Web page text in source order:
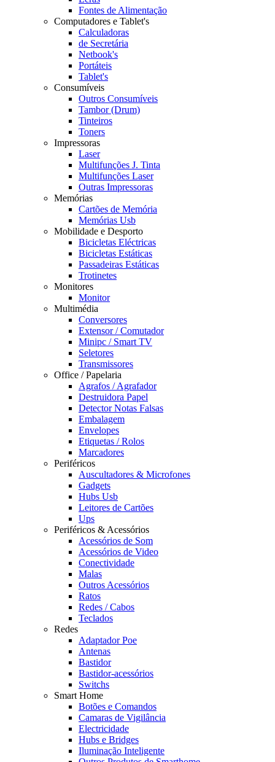
Fontes de Alimentação
Computadores e Tablet's
Calculadoras
de Secretária
Netbook's
Portáteis
Tablet's
Consumíveis
Outros Consumíveis
Tambor (Drum)
Tinteiros
Toners
Impressoras
Laser
Multifunções J. Tinta
Multifunções Laser
Outras Impressoras
Memórias
Cartões de Memória
Memórias Usb
Mobilidade e Desporto
Bicicletas Eléctricas
Bicicletas Estáticas
Passadeiras Estáticas
Trotinetes
Monitores
Monitor
Multimédia
Conversores
Extensor / Comutador
Minipc / Smart TV
Seletores
Transmissores
Office / Papelaria
Agrafos / Agrafador
Destruidora Papel
Detector Notas Falsas
Embalagem
Envelopes
Etiquetas / Rolos
Marcadores
Periféricos
Auscultadores & Microfones
Gadgets
Hubs Usb
Leitores de Cartões
Ups
Periféricos & Acessórios
Acessórios de Som
Acessórios de Video
Conectividade
Malas
Outros Acessórios
Ratos
Redes / Cabos
Teclados
Redes
Adaptador Poe
Antenas
Bastidor
Bastidor-acessórios
Switchs
Smart Home
Botões e Comandos
Camaras de Vigilância
Electricidade
Hubs e Bridges
Iluminação Inteligente